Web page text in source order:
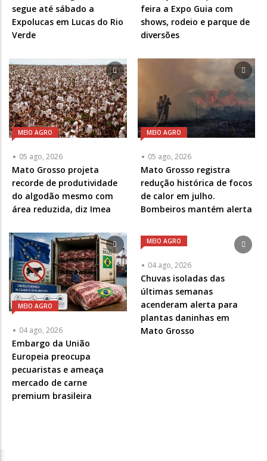
segue até sábado a
Expolucas em Lucas do Rio
Verde
feira a Expo Guia com
shows, rodeio e parque de
diversões
MEIO AGRO
05 ago, 2026
Mato Grosso projeta
recorde de produtividade
do algodão mesmo com
área reduzida, diz Imea
MEIO AGRO
05 ago, 2026
Mato Grosso registra
redução histórica de focos
de calor em julho.
Bombeiros mantém alerta
MEIO AGRO
04 ago, 2026
Embargo da União
Europeia preocupa
pecuaristas e ameaça
mercado de carne
premium brasileira
MEIO AGRO
04 ago, 2026
Chuvas isoladas das
últimas semanas
acenderam alerta para
plantas daninhas em
Mato Grosso